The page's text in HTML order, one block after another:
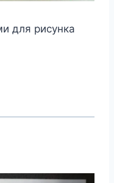
для рисунка